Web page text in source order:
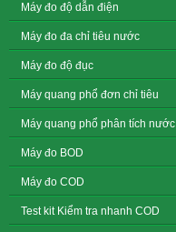
Máy đo độ dẫn điện
Máy đo đa chỉ tiêu nước
Máy đo độ đục
Máy quang phổ đơn chỉ tiêu
Máy quang phổ phân tích nước
Máy đo BOD
Máy đo COD
Test kit Kiểm tra nhanh COD